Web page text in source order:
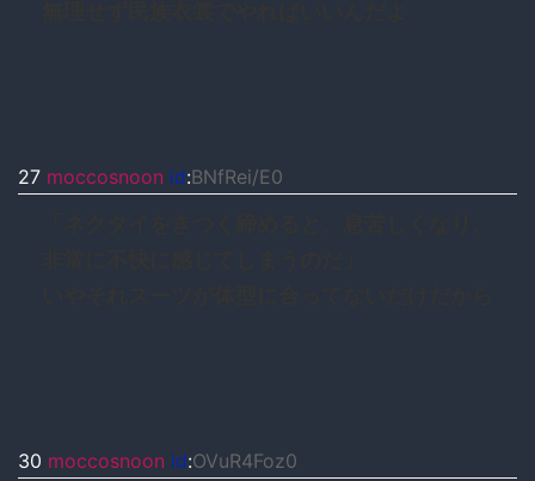
27 moccosnoon id:BNfRei/E0
30 moccosnoon id:OVuR4Foz0